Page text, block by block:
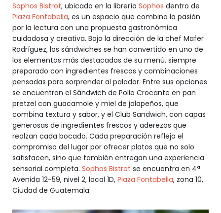
Sophos Bistrot, ubicado en la librería Sophos dentro de
Plaza Fontabella, es un espacio que combina la pasión
por la lectura con una propuesta gastronómica
cuidadosa y creativa. Bajo la dirección de la chef Mafer
Rodríguez, los sándwiches se han convertido en uno de
los elementos más destacados de su menú, siempre
preparado con ingredientes frescos y combinaciones
pensadas para sorprender al paladar. Entre sus opciones
se encuentran el Sándwich de Pollo Crocante en pan
pretzel con guacamole y miel de jalapeños, que
combina textura y sabor, y el Club Sandwich, con capas
generosas de ingredientes frescos y aderezos que
realzan cada bocado. Cada preparación refleja el
compromiso del lugar por ofrecer platos que no solo
satisfacen, sino que también entregan una experiencia
sensorial completa. Sophos Bistrot se encuentra en 4ª
Avenida 12-59, nivel 2, local 1D, Plaza Fontabella, zona 10,
Ciudad de Guatemala.